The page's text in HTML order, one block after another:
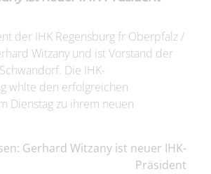
der IHK Regensburg fr Oberpfalz /
Witzany und ist Vorstand der
Die IHK-
whlte den erfolgreichen
Dienstag zu ihrem neuen
Gerhard Witzany ist neuer IHK-
Präsident